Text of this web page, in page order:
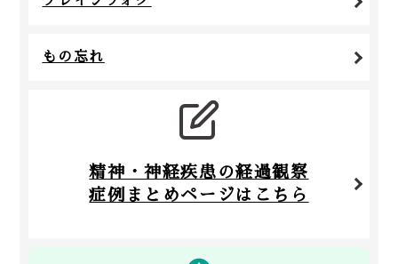
もの忘れ
精神・神経疾患の経過観察
症例まとめページはこちら